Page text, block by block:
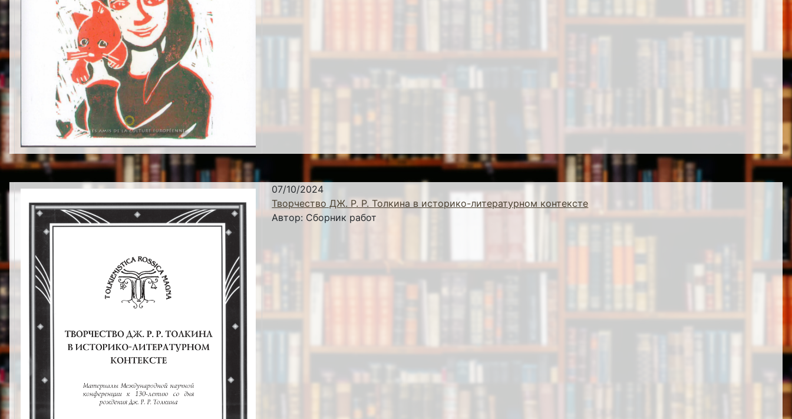
07/10/2024
Творчество ДЖ. Р. Р. Толкина в историко-литературном контексте
Автор: Сборник работ